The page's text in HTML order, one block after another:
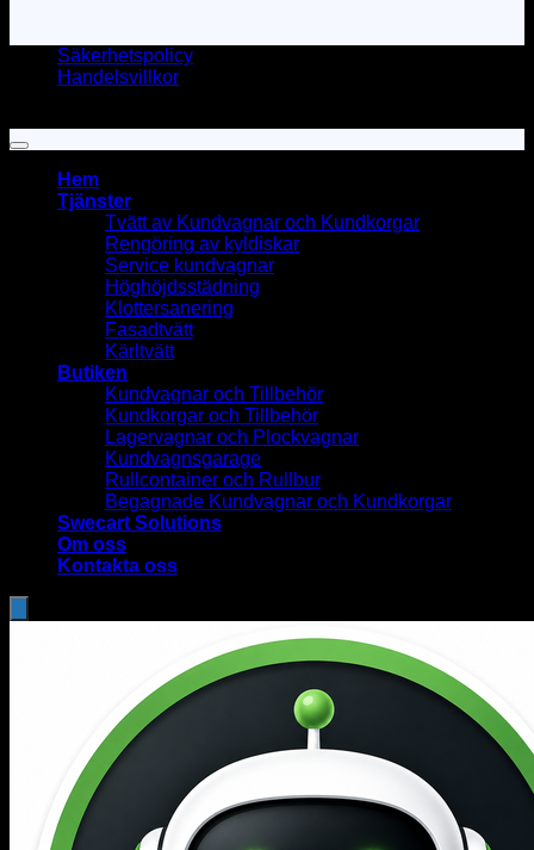
Säkerhetspolicy
Handelsvillkor
Hem
Tjänster
Tvätt av Kundvagnar och Kundkorgar
Rengöring av kyldiskar
Service kundvagnar
Höghöjdsstädning
Klottersanering
Fasadtvätt
Kärltvätt
Butiken
Kundvagnar och Tillbehör
Kundkorgar och Tillbehör
Lagervagnar och Plockvagnar
Kundvagnsgarage
Rullcontainer och Rullbur
Begagnade Kundvagnar och Kundkorgar
Swecart Solutions
Om oss
Kontakta oss